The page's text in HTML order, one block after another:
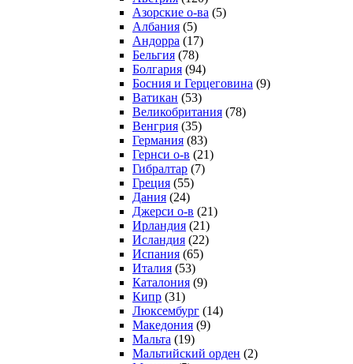
Азорские о-ва (5)
Албания (5)
Андорра (17)
Бельгия (78)
Болгария (94)
Босния и Герцеговина (9)
Ватикан (53)
Великобритания (78)
Венгрия (35)
Германия (83)
Гернси о-в (21)
Гибралтар (7)
Греция (55)
Дания (24)
Джерси о-в (21)
Ирландия (21)
Исландия (22)
Испания (65)
Италия (53)
Каталония (9)
Кипр (31)
Люксембург (14)
Македония (9)
Мальта (19)
Мальтийский орден (2)